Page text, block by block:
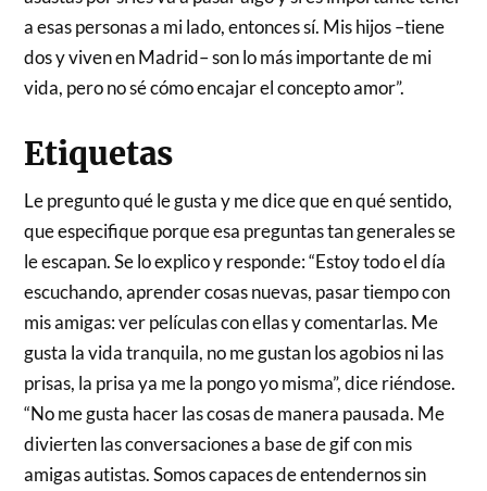
a esas personas a mi lado, entonces sí. Mis hijos –tiene
dos y viven en Madrid– son lo más importante de mi
vida, pero no sé cómo encajar el concepto amor”.
Etiquetas
Le pregunto qué le gusta y me dice que en qué sentido,
que especifique porque esa preguntas tan generales se
le escapan. Se lo explico y responde: “Estoy todo el día
escuchando, aprender cosas nuevas, pasar tiempo con
mis amigas: ver películas con ellas y comentarlas. Me
gusta la vida tranquila, no me gustan los agobios ni las
prisas, la prisa ya me la pongo yo misma”, dice riéndose.
“No me gusta hacer las cosas de manera pausada. Me
divierten las conversaciones a base de gif con mis
amigas autistas. Somos capaces de entendernos sin